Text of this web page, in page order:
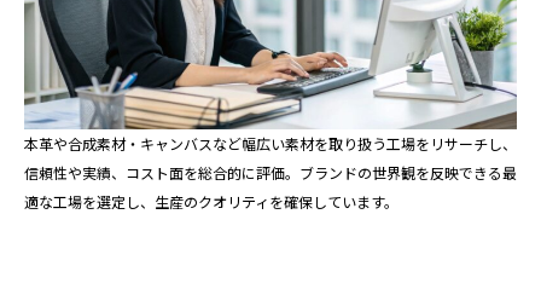
本革や合成素材・キャンバスなど幅広い素材を取り扱う工場をリサーチし、
信頼性や実績、コスト面を総合的に評価。ブランドの世界観を反映できる最
適な工場を選定し、生産のクオリティを確保しています。